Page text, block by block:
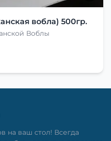
вобла) 500гр.
Воблы
на ваш стол! Всегда